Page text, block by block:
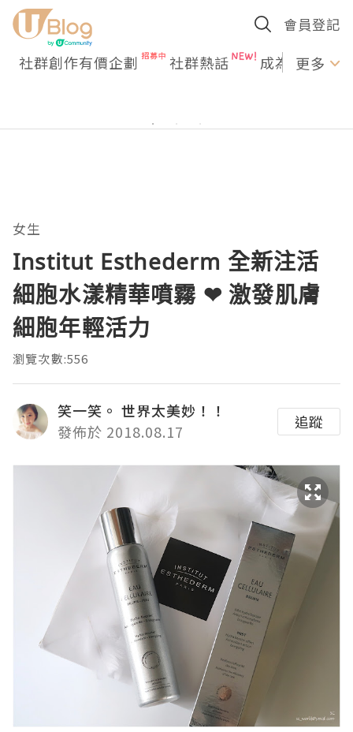
會員登記
社群創作有價企劃 社群熱話 成為U更多
女生
Institut Esthederm 全新注活
細胞水漾精華噴霧 ❤ 激發肌膚
細胞年輕活力
瀏覽次數:556
笑一笑。 世界太美妙！！
發佈於 2018.08.17
追蹤